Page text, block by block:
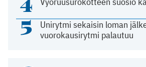
5
Unirytmi sekaisin loman
vuorokausirytmi palautuu